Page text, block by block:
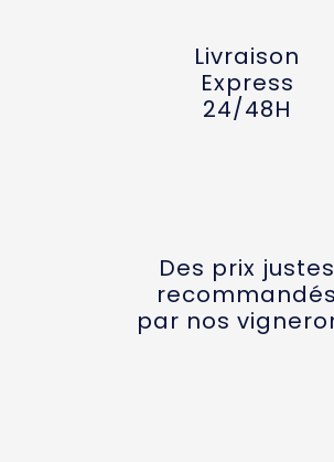
Livraison
Express
24/48H
Des prix justes
recommandés
par nos